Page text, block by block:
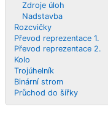
Zdroje úloh
Nadstavba
Rozcvičky
Převod reprezentace 1.
Převod reprezentace 2.
Kolo
Trojúhelník
Binární strom
Průchod do šířky